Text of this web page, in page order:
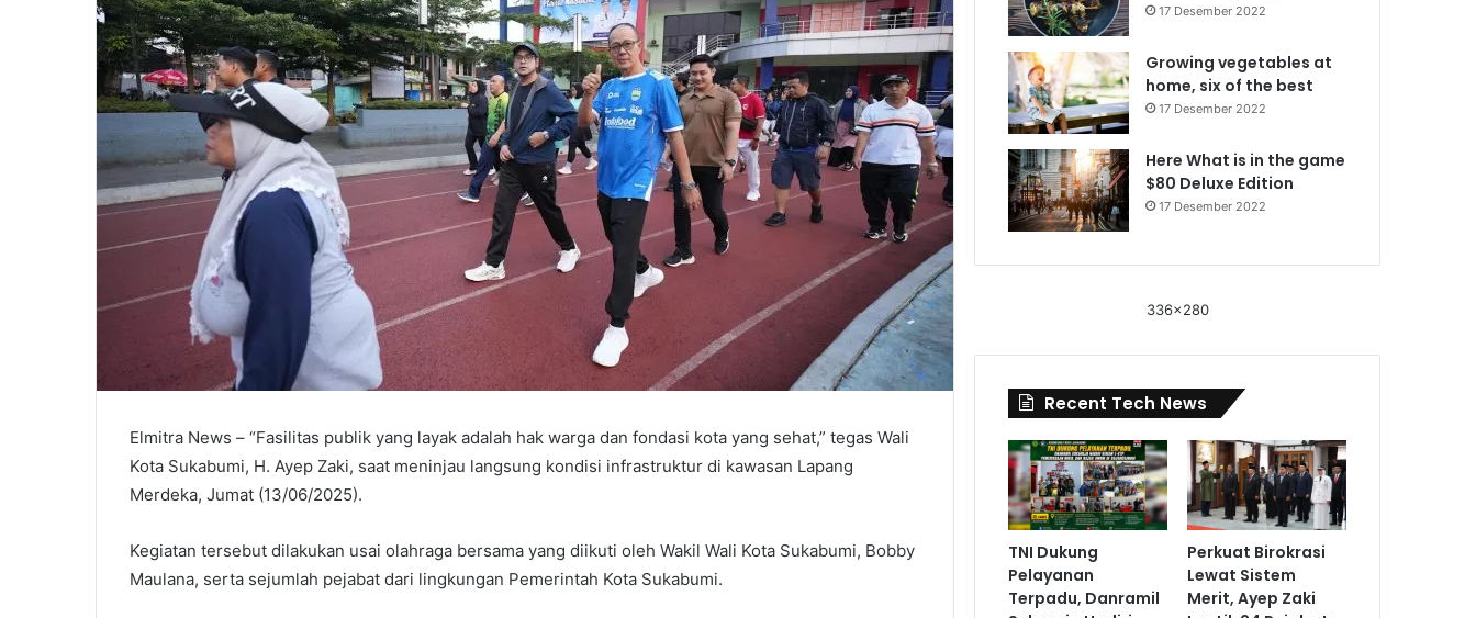
Elmitra News – “Fasilitas publik yang layak adalah hak warga dan fondasi kota yang sehat,” tegas Wali
Kota Sukabumi, H. Ayep Zaki, saat meninjau langsung kondisi infrastruktur di kawasan Lapang
Merdeka, Jumat (13/06/2025).
Kegiatan tersebut dilakukan usai olahraga bersama yang diikuti oleh Wakil Wali Kota Sukabumi, Bobby
Maulana, serta sejumlah pejabat dari lingkungan Pemerintah Kota Sukabumi.
17 Desember 2022
Growing vegetables at
home, six of the best
17 Desember 2022
Here What is in the game
$80 Deluxe Edition
17 Desember 2022
336x280
Recent Tech News
TNI Dukung
Pelayanan
Terpadu, Danramil
Perkuat Birokrasi
Lewat Sistem
Merit, Ayep Zaki